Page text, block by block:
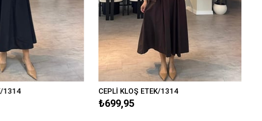
1314 CEPLİ KLOŞ ETEK/1314
₺699,95